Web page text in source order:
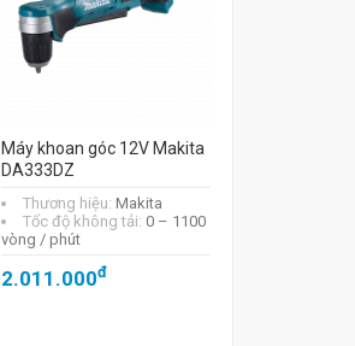
Máy khoan góc 12V Makita
DA333DZ
Thương hiệu: Makita
Tốc độ không tải: 0 – 1100
vòng / phút
2.011.000đ